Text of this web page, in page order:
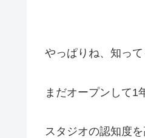
やっぱりね、知って
まだオープンして1
スタジオの認知度